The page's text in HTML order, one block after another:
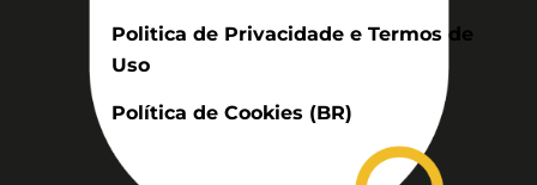
Politica de Privacidade e Termos de
Uso
Política de Cookies (BR)